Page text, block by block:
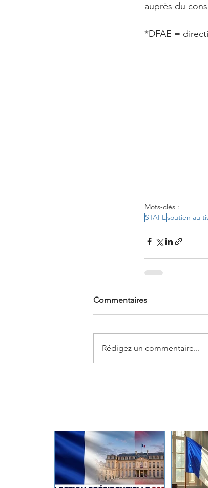
auprès du
*DFAE =
Mots-clés :
STAFEsoutien au
Commentaires
Rédigez un commentaire...